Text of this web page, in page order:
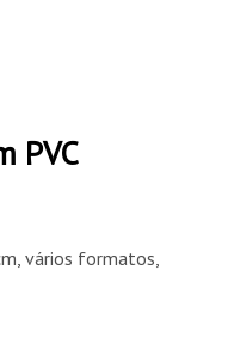
PVC
vários formatos,